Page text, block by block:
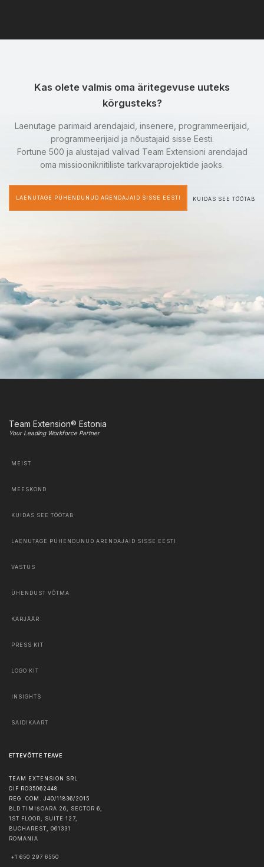
Kas olete valmis oma äritegevuse uuteks
kõrgusteks?
Laenutage parimaid arendajaid, insenere, programmeerijaid,
programmeerijaid ja nõustajaid sisse Eesti.
Fortune 500 ja alustajad valivad Team Extensioni arendajad
oma missioonikriitiliste tarkvaraprojektide jaoks.
LAENUTAGE PÜHENDUNUD ARENDAJAID SISSE EESTI KUIDAS SEE TÖÖTAB
Team Extension® Estonia
Your Leading Workforce Partner
MEIST
MEESKOND
KUIDAS SEE TÖÖTAB
LAENUTAGE PÜHENDUNUD ARENDAJAID SISSE EESTI
VASTUS
ÜHENDUST VÕTMA
KARJÄÄR
PRESS KIT
LOGO KIT
INSIGHTS
SAIDIKAART
ETTEVÕTTE TEAVE
TEAM EXTENSION SRL
CIF RO35062448
REG. COM. J40/11836/2015
BLD TIMIȘOARA 26, SECTOR 6,
1ST FLOOR, SUITE 127,
BUCHAREST, 061331
ROMANIA
+1 650 297 6550